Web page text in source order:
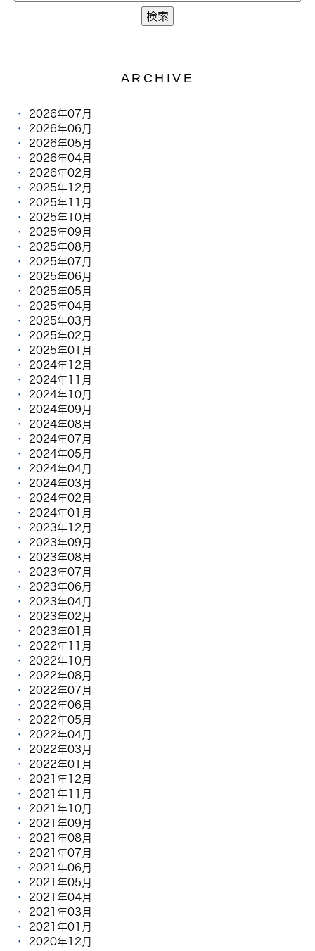
ARCHIVE
2026年07月
2026年06月
2026年05月
2026年04月
2026年02月
2025年12月
2025年11月
2025年10月
2025年09月
2025年08月
2025年07月
2025年06月
2025年05月
2025年04月
2025年03月
2025年02月
2025年01月
2024年12月
2024年11月
2024年10月
2024年09月
2024年08月
2024年07月
2024年05月
2024年04月
2024年03月
2024年02月
2024年01月
2023年12月
2023年09月
2023年08月
2023年07月
2023年06月
2023年04月
2023年02月
2023年01月
2022年11月
2022年10月
2022年08月
2022年07月
2022年06月
2022年05月
2022年04月
2022年03月
2022年01月
2021年12月
2021年11月
2021年10月
2021年09月
2021年08月
2021年07月
2021年06月
2021年05月
2021年04月
2021年03月
2021年01月
2020年12月